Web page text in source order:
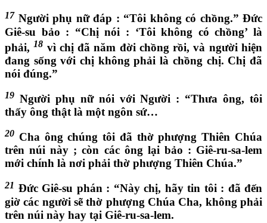
17 Người phụ nữ đáp : “Tôi không có chồng.” Đức
Giê-su bảo : “Chị nói : ‘Tôi không có chồng’ là
phải,18 vì chị đã năm đời chồng rồi, và người hiện
đang sống với chị không phải là chồng chị. Chị đã
nói đúng.”
19 Người phụ nữ nói với Người : “Thưa ông, tôi
thấy ông thật là một ngôn sứ…
20 Cha ông chúng tôi đã thờ phượng Thiên Chúa
trên núi này ; còn các ông lại bảo : Giê-ru-sa-lem
mới chính là nơi phải thờ phượng Thiên Chúa.”
21 Đức Giê-su phán : “Này chị, hãy tin tôi : đã đến
giờ các người sẽ thờ phượng Chúa Cha, không phải
trên núi này hay tại Giê-ru-sa-lem.